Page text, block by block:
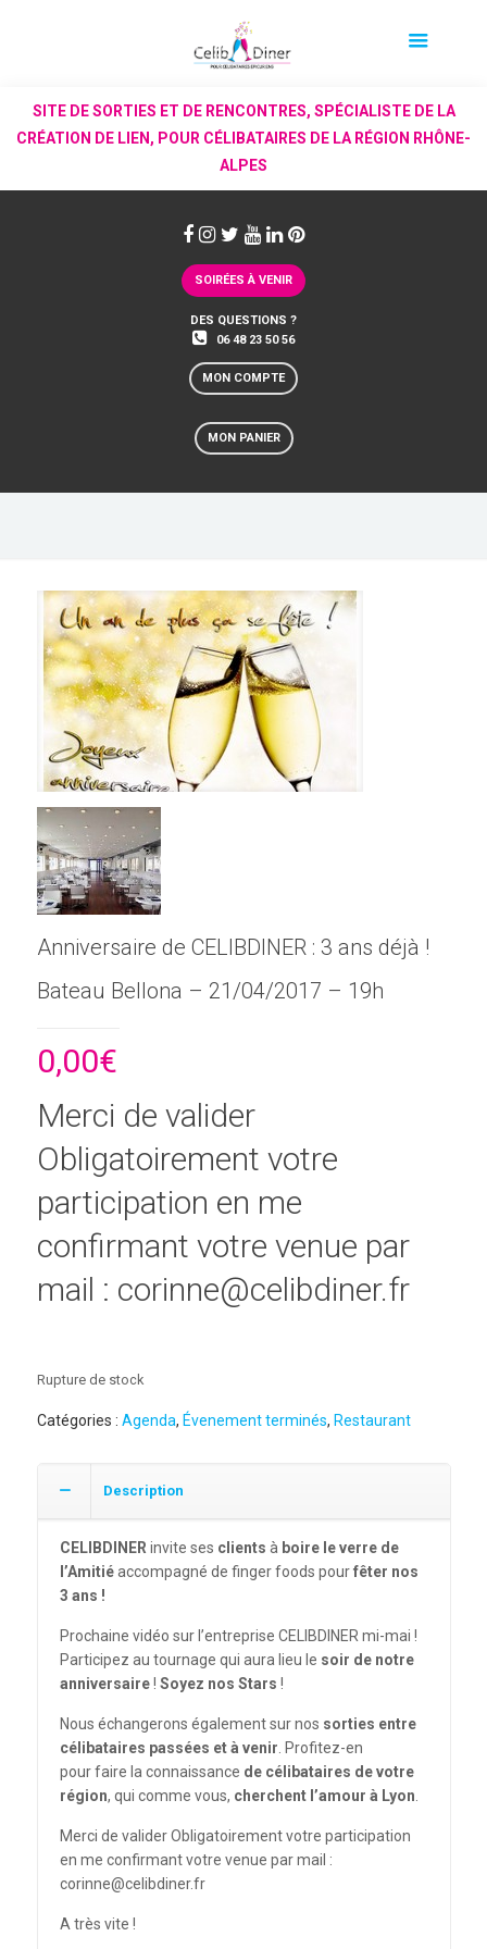
SITE DE SORTIES ET DE RENCONTRES, SPÉCIALISTE DE LA
CRÉATION DE LIEN, POUR CÉLIBATAIRES DE LA RÉGION RHÔNE-
ALPES
SOIRÉES À VENIR
DES QUESTIONS ?
06 48 23 50 56
MON COMPTE
MON PANIER
Anniversaire de CELIBDINER : 3 ans déjà !
Bateau Bellona – 21/04/2017 – 19h
0,00€
Merci de valider
Obligatoirement votre
participation en me
confirmant votre venue par
mail : corinne@celibdiner.fr
Rupture de stock
Catégories : Agenda, Évenement terminés, Restaurant
Description
CELIBDINER invite ses clients à boire le verre de
l’Amitiéaccompagné de finger foods pourfêter nos
3 ans !
Prochaine vidéo sur l’entreprise CELIBDINER mi-mai !
Participez au tournage qui aura lieu le soir de notre
anniversaire! Soyez nos Stars !
Nous échangerons également sur nos sorties entre
célibataires passées et à venir. Profitez-en
pour faire la connaissance de célibataires de votre
région, qui comme vous, cherchent l’amour à Lyon.
Merci de valider Obligatoirement votre participation
en me confirmant votre venue par mail :
corinne@celibdiner.fr
A très vite !